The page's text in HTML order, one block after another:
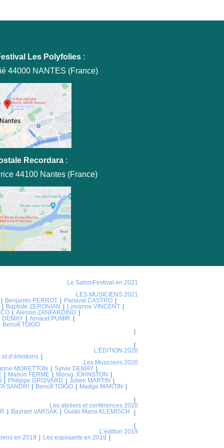
Les Polyfolies:
44000 NANTES (France)
Recordara:
44100 Nantes (France)
Le Salon/Festival en 2021
LES MUSICIENS 2021
Benjamin PERROT
Parsival CASTRO
Baptiste ZERONIAN
Lysianne VINCENT
Alessio ZANFARDINO
DEMAY
Arnaud PUMIR
Benoît TOIGO
L’ÉDITION 2020
d’émotions
Les Musiciens 2020
MORETTON
Sylvie DEMAY
Marion FERME
Morag JOHNSTON
Philippe GRISVARD
Julien MARTIN
SANDRI Benoît TOÏGO
Madge MARTIN
Les ateliers et conférences 2020
Bayram VARSAK
Guido Maria KLEMISCH
L’édition 2019
en 2019
Les exposants en 2019